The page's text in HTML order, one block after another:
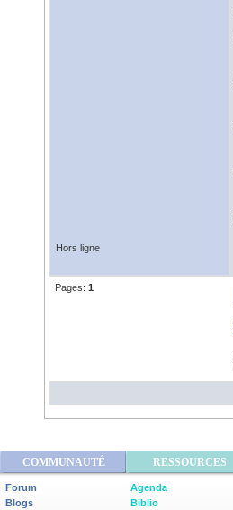
Hors ligne
Pages: 1
COMMUNAUTÉ RESSOURCES
Forum
Blogs
Agenda
Biblio